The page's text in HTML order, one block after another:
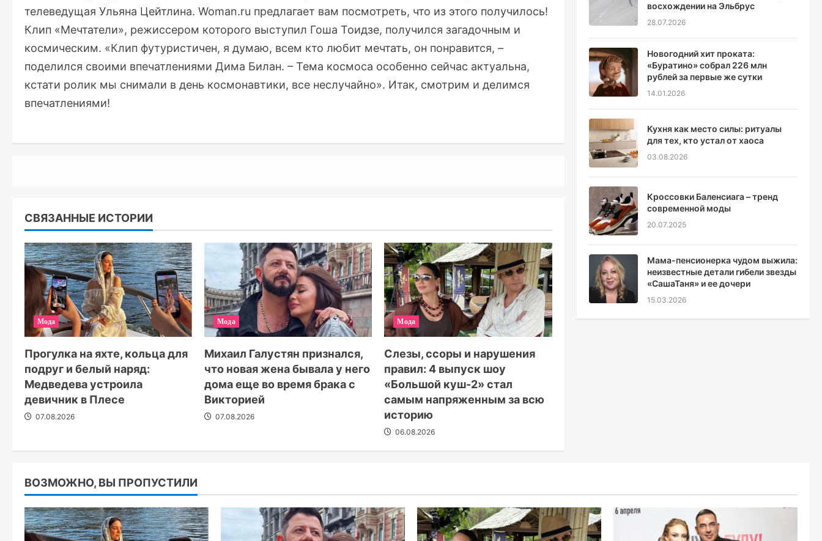
телеведущая Ульяна Цейтлина. Woman.ru предлагает вам посмотреть, что из этого получилось!
Клип «Мечтатели», режиссером которого выступил Гоша Тоидзе, получился загадочным и
космическим. «Клип футуристичен, я думаю, всем кто любит мечтать, он понравится, –
поделился своими впечатлениями Дима Билан. – Тема космоса особенно сейчас актуальна,
кстати ролик мы снимали в день космонавтики, все неслучайно». Итак, смотрим и делимся
впечатлениями!
СВЯЗАННЫЕ ИСТОРИИ
Мода
Прогулка на яхте, кольца для
подруг и белый наряд:
Медведева устроила
девичник в Плесе
07.08.2026
Мода
Михаил Галустян признался,
что новая жена бывала у него
дома еще во время брака с
Викторией
07.08.2026
Мода
Слезы, ссоры и нарушения
правил: 4 выпуск шоу
«Большой куш-2» стал
самым напряженным за всю
историю
06.08.2026
восхождении на Эльбрус
28.07.2026
Новогодний хит проката:
«Буратино» собрал 226 млн
рублей за первые же сутки
14.01.2026
Кухня как место силы: ритуалы
для тех, кто устал от хаоса
03.08.2026
Кроссовки Баленсиага – тренд
современной моды
20.07.2025
Мама-пенсионерка чудом выжила:
неизвестные детали гибели звезды
«СашаТаня» и ее дочери
15.03.2026
ВОЗМОЖНО, ВЫ ПРОПУСТИЛИ